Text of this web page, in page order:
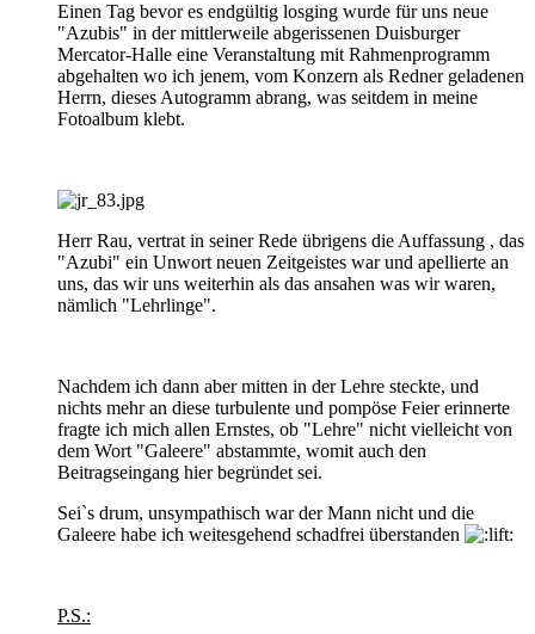
Einen Tag bevor es endgültig losging wurde für uns neue
"Azubis" in der mittlerweile abgerissenen Duisburger
Mercator-Halle eine Veranstaltung mit Rahmenprogramm
abgehalten wo ich jenem, vom Konzern als Redner geladenen
Herrn, dieses Autogramm abrang, was seitdem in meine
Fotoalbum klebt.
Herr Rau, vertrat in seiner Rede übrigens die Auffassung , das
"Azubi" ein Unwort neuen Zeitgeistes war und apellierte an
uns, das wir uns weiterhin als das ansahen was wir waren,
nämlich "Lehrlinge".
Nachdem ich dann aber mitten in der Lehre steckte, und
nichts mehr an diese turbulente und pompöse Feier erinnerte
fragte ich mich allen Ernstes, ob "Lehre" nicht vielleicht von
dem Wort "Galeere" abstammte, womit auch den
Beitragseingang hier begründet sei.
Sei`s drum, unsympathisch war der Mann nicht und die
Galeere habe ich weitesgehend schadfrei überstanden
P.S.: